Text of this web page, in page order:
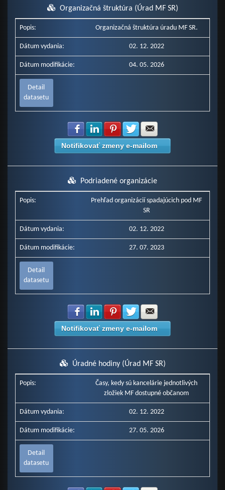
Organizačná štruktúra (Úrad MF SR)
Popis: Organizačná štruktúra úradu MF SR.
Dátum vydania: 02. 12. 2022
Dátum modifikácie: 04. 05. 2026
Detail
datasetu
Zdielať na Facebook
Zdielať na LinkedIn
Zdielať na Pinterest
Zdielať na Twitter
Notifikovať zmeny e-mailom
Podriadené organizácie
Popis:
Prehľad organizácií spadajúcich pod MF
SR
Dátum vydania: 02. 12. 2022
Dátum modifikácie: 27. 07. 2023
Detail
datasetu
Zdielať na Facebook
Zdielať na LinkedIn
Zdielať na Pinterest
Zdielať na Twitter
Notifikovať zmeny e-mailom
Úradné hodiny (Úrad MF SR)
Popis:
Časy, kedy sú kancelárie jednotlivých
zložiek MF dostupné občanom
Dátum vydania: 02. 12. 2022
Dátum modifikácie: 27. 05. 2026
Detail
datasetu